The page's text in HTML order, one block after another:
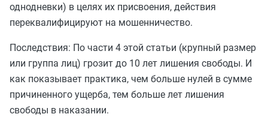
однодневки) в целях их присвоения, действия
переквалифицируют на мошенничество.
Последствия: По части 4 этой статьи (крупный размер
или группа лиц) грозит до 10 лет лишения свободы. И
как показывает практика, чем больше нулей в сумме
причиненного ущерба, тем больше лет лишения
свободы в наказании.